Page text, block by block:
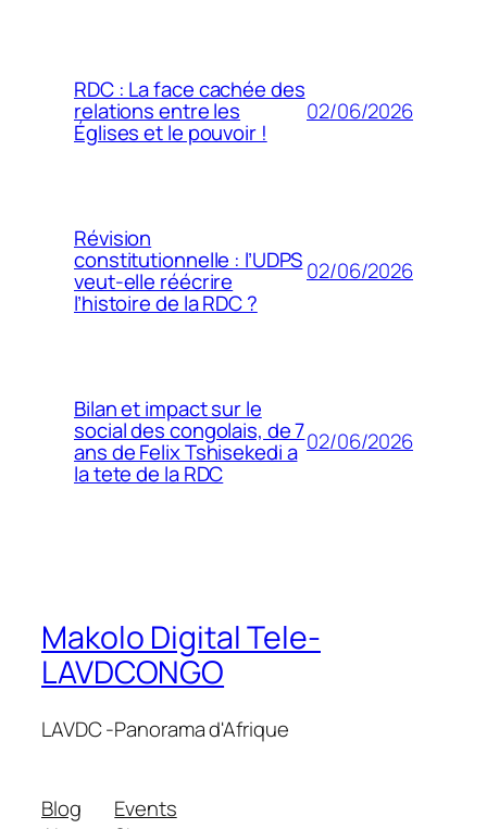
RDC : La face cachée des
relations entre les
Églises et le pouvoir !
02/06/2026
Révision
constitutionnelle : l’UDPS
veut-elle réécrire
l’histoire de la RDC ?
02/06/2026
Bilan et impact sur le
social des congolais, de 7
ans de Felix Tshisekedi a
la tete de la RDC
02/06/2026
Makolo Digital Tele-
LAVDCONGO
LAVDC -Panorama d'Afrique
Blog
Events